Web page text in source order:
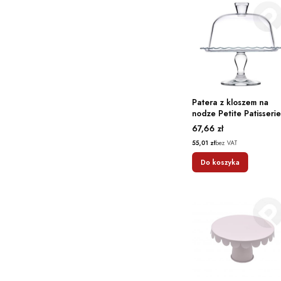
Patera z kloszem na
nodze Petite Patisserie
26,4 cm PASABAHCE
Cena
67,66 zł
Cena
55,01 złbez VAT
Do koszyka